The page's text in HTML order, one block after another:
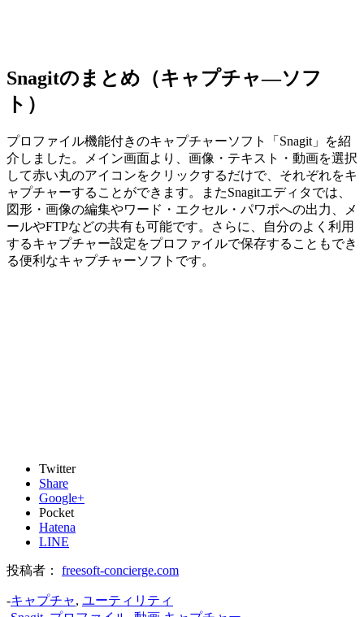
Snagitのまとめ（キャプチャ―ソフ
ト）
プロファイル機能付きのキャプチャーソフト「Snagit」を紹
介しました。メイン画面より、画像・テキスト・動画を選択
して赤い丸のアイコンをクリックするだけで、それぞれをキ
ャプチャーすることができます。またSnagitエディタでは、
図形・画像の編集やワード・エクセル・パワポへの出力、メ
ールやFTPなどの共有も可能です。さらに、自分のよく利用
するキャプチャー設定をプロファイルで保存することもでき
る便利なキャプチャーソフトです。
Twitter
Share
Google+
Pocket
Hatena
LINE
投稿者： freesoft-concierge.com
-キャプチャ, ユーティリティ